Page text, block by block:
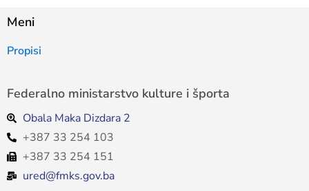
Meni
Propisi
Federalno ministarstvo kulture i športa
Obala Maka Dizdara 2
+387 33 254 103
+387 33 254 151
ured@fmks.gov.ba